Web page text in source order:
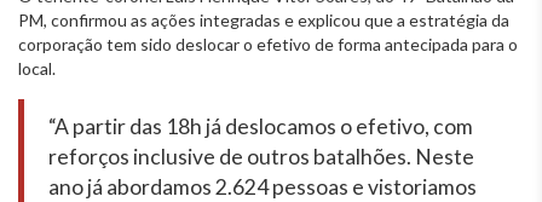
PM, confirmou as ações integradas e explicou que a estratégia da
corporação tem sido deslocar o efetivo de forma antecipada para o
local.
“A partir das 18h já deslocamos o efetivo, com
reforços inclusive de outros batalhões. Neste
ano já abordamos 2.624 pessoas e vistoriamos